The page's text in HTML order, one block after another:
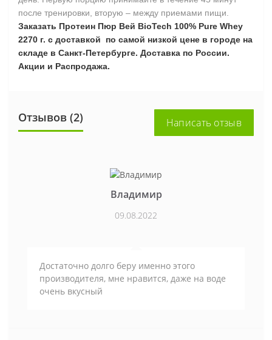
после тренировки, вторую – между приемами пищи.
Заказать Протеин Пюр Вей BioTech 100% Pure Whey
2270 г. с доставкой по самой низкой цене в городе на
складе в Санкт-Петербурге. Доставка по России.
Акции и Распродажа.
Отзывов (2) Написать отзыв
Владимир
09.08.2022
Достаточно долго беру именно этого
производителя, мне нравится, даже на воде
очень вкусный